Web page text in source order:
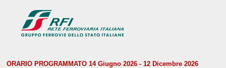
ORARIO PROGRAMMATO 14 Giugno 2026 - 12 Dicembre 2026